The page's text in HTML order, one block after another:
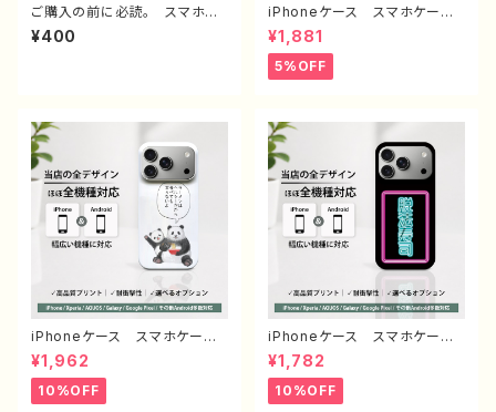
ご購入の前に必読。 スマホケ
ース サイズ 一覧 選び方
iPhoneケース Android iP
種対応
¥400
iPhoneケース スマホケー
ス イラスト おしゃれ 花
柄 エモい レディース AQU
OS sense 2 3 4 5 iPhone1
5/14/13/12/11 Xperia Goo
ーター クリエイター 絵師
Android アンドロイド ケー
ス オリジナル デザイン グ
ッズ タイトル：ネモフィラ 作：
栞音 F-5
¥1,881
5%OFF
iPhoneケース スマホケー
ス 動物 イラスト ゆるか
わ 可愛い おもしろスマホケ
ース 面白いiPhoneケース
ユニーク ネタ系 ゆるい iP
¥1,962
10%OFF
iPhoneケース スマホケー
ス シンプル おしゃれ 面白
い おもしろスマホケース ネ
タ系 エモい ほぼ 全機種対
応 メンズ iPhone15/14/13/
¥1,782
10%OFF